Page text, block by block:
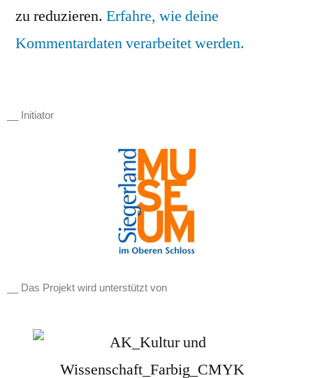
zu reduzieren. Erfahre, wie deine
Kommentardaten verarbeitet werden.
__ Initiator
__ Das Projekt wird unterstützt von